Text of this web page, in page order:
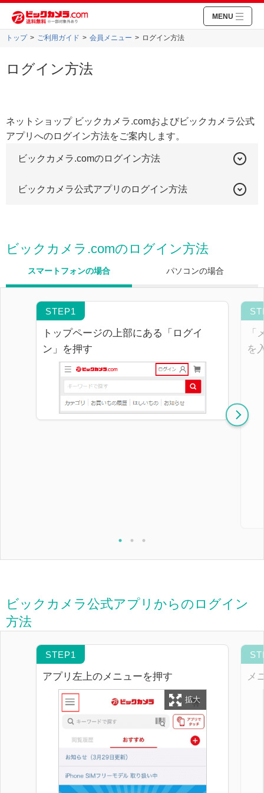
MENU
トップ ご利用ガイド 会員メニュー ログイン方法
ログイン方法
ネットショップ ビックカメラ.comおよびビックカメラ公式
アプリへのログイン方法をご案内します。
ビックカメラ.comのログイン方法
ビックカメラ公式アプリのログイン方法
ビックカメラ.comのログイン方法
スマートフォンの場合 パソコンの場合
トップページの上部にある「ログイ
ン」を押す
を
ビックカメラ公式アプリからのログイン
方法
アプリ左上のメニューを押す メ